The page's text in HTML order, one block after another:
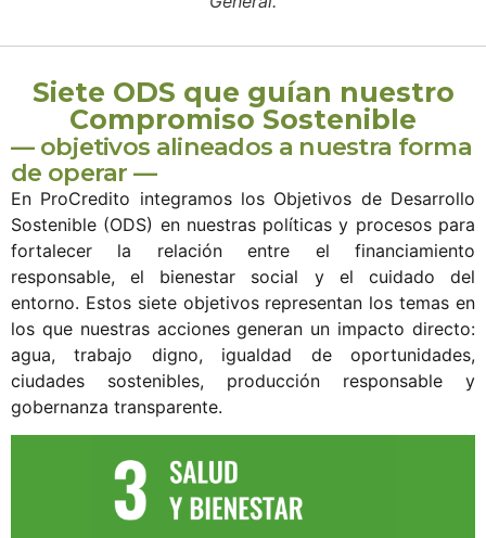
Siete ODS que guían nuestro
Compromiso Sostenible
— objetivos alineados a nuestra forma
de operar —
En ProCredito integramos los Objetivos de Desarrollo
Sostenible (ODS) en nuestras políticas y procesos para
fortalecer la relación entre el financiamiento
responsable, el bienestar social y el cuidado del
entorno. Estos siete objetivos representan los temas en
los que nuestras acciones generan un impacto directo:
agua, trabajo digno, igualdad de oportunidades,
ciudades sostenibles, producción responsable y
gobernanza transparente.
Bienestar que impulsa
productividad